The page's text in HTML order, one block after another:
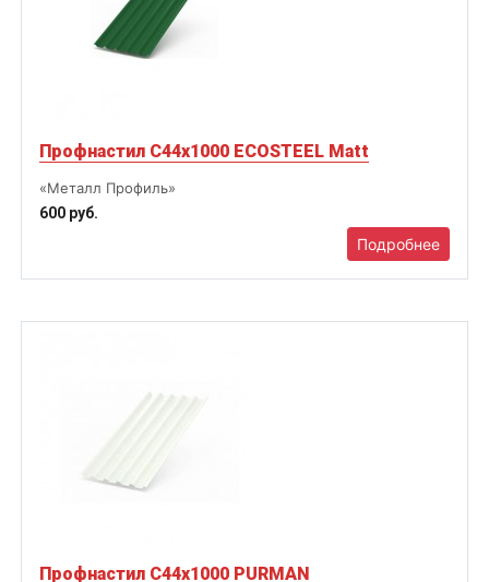
Профнастил С44х1000 ECOSTEEL Matt
«Металл Профиль»
600 руб.
Подробнее
Профнастил С44х1000 PURMAN